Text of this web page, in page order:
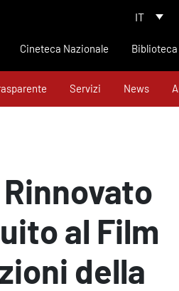
IT
Cineteca Nazionale Biblioteca
Servizi News
al Film
della